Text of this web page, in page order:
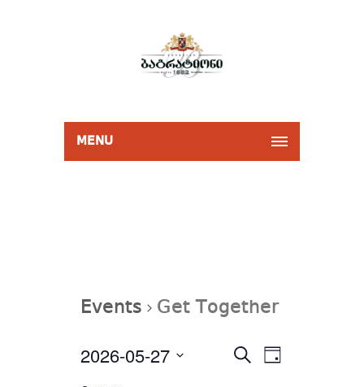
MENU
Events Get Together
Events
Search
and
SEARCHEvent
Views
DAY
2026-05-27
Select